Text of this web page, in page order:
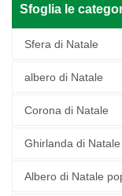
Sfoglia le
Sfera di Natale
albero di Natale
Corona di Natale
Ghirlanda di Natale
Albero di Natale